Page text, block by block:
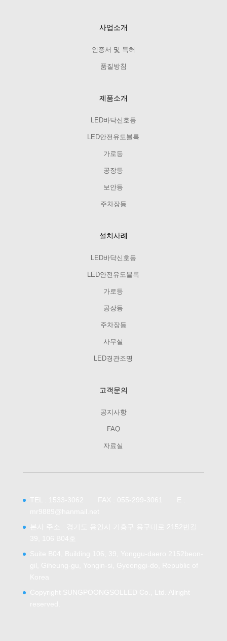
사업소개
인증서 및 특허
품질방침
제품소개
LED바닥신호등
LED안전유도블록
가로등
공장등
보안등
주차장등
설치사례
LED바닥신호등
LED안전유도블록
가로등
공장등
주차장등
사무실
LED경관조명
고객문의
공지사항
FAQ
자료실